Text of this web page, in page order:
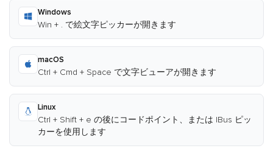
Windows
Win + . で絵文字ピッカーが開きます
macOS
Ctrl + Cmd + Space で文字ビューアが開きます
Linux
Ctrl + Shift + e の後にコードポイント、または IBus ピッ
カーを使用します